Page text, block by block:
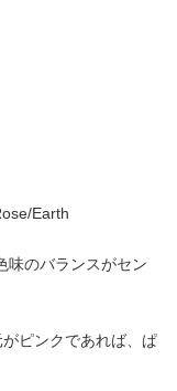
Earth
味のバランスがセン
ピンクであれば、ぱ